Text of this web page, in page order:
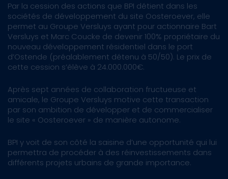
Par la cession des actions que BPI détient dans les
sociétés de développement du site Oosteroever, elle
permet au Groupe Versluys ayant pour actionnaire Bart
Versluys et Marc Coucke de devenir 100% propriétaire du
nouveau développement résidentiel dans le port
d’Ostende (préalablement détenu à 50/50). Le prix de
cette cession s’élève à 24.000.000€.
Après sept années de collaboration fructueuse et
amicale, le Groupe Versluys motive cette transaction
par son ambition de développer et de commercialiser
le site « Oosteroever » de manière autonome.
BPI y voit de son côté la saisine d’une opportunité qui lui
permettra de procéder à des réinvestissements dans
différents projets urbains de grande importance.